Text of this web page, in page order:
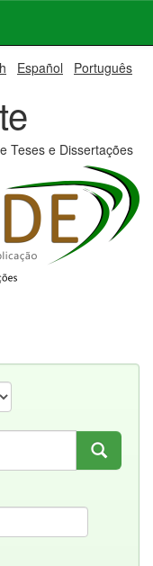
Español Português
Teses e Dissertações